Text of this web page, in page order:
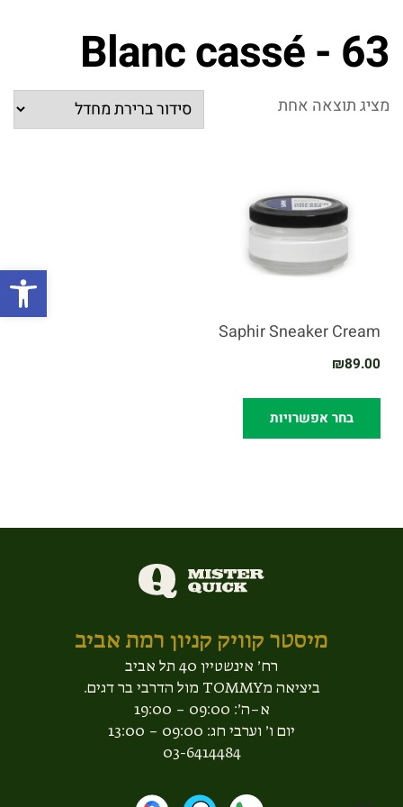
63 - Blanc cassé
מציג תוצאה אחת
Saphir Sneaker Cream
₪89.00
בחר אפשרויות
מיסטר קוויק קניון רמת אביב​
רח׳ אינשטיין 40 תל אביב
ביציאה מTOMMY מול הדרבי בר דגים.
א–ה׳: 09:00 – 19:00
יום ו׳ וערבי חג: 09:00 – 13:00
03-6414484